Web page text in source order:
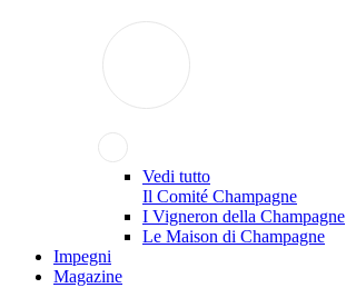
Vedi tutto
Il Comité Champagne
I Vigneron della Champagne
Le Maison di Champagne
Impegni
Magazine